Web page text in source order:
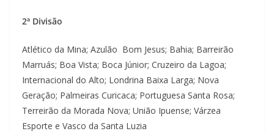
2ª Divisão
Atlético da Mina; Azulão Bom Jesus; Bahia; Barreirão
Marruás; Boa Vista; Boca Júnior; Cruzeiro da Lagoa;
Internacional do Alto; Londrina Baixa Larga; Nova
Geração; Palmeiras Curicaca; Portuguesa Santa Rosa;
Terreirão da Morada Nova; União Ipuense; Várzea
Esporte e Vasco da Santa Luzia